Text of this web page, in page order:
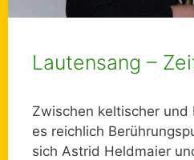
Lautensang –
Zwischen keltischer
es reichlich
sich Astrid Heldmaier